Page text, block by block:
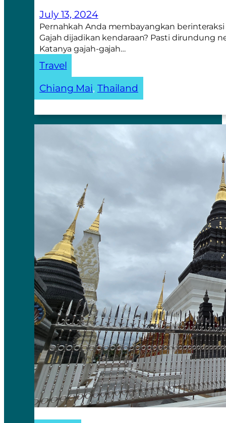
July 13, 2024
Pernahkah Anda membayangkan
Gajah dijadikan kendaraan? Pasti dirundung
Katanya gajah-gajah…
Travel
Chiang Mai, Thailand